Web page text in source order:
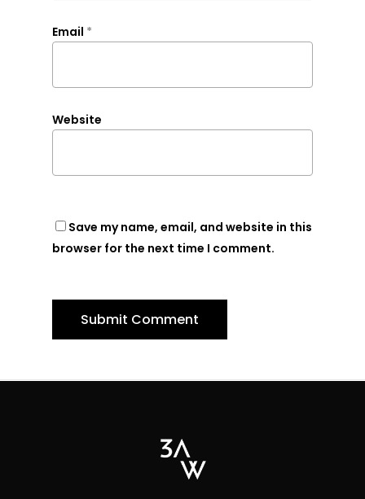
Email *
Website
Save my name, email, and website in this
browser for the next time I comment.